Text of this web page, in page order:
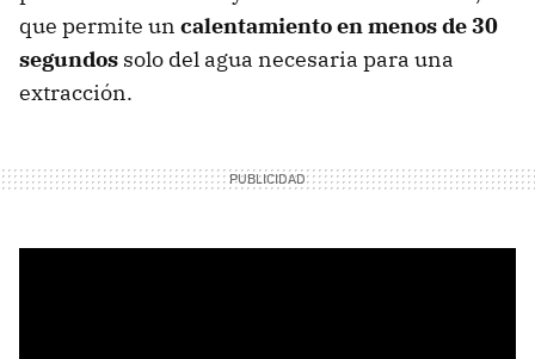
que permite un calentamiento en menos de 30
segundos solo del agua necesaria para una
extracción.